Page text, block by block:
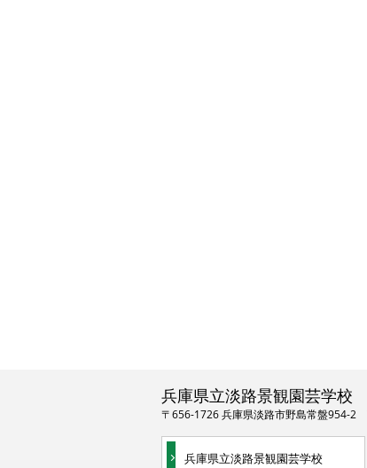
兵庫県立淡路景観園芸学校
〒656-1726 兵庫県淡路市野島常盤954-2
兵庫県立淡路景観園芸学校